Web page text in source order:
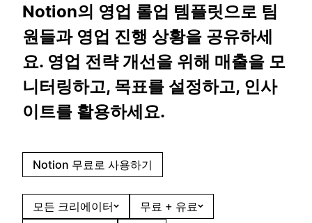
Notion의 영업 롤업 템플릿으로 팀
원들과 영업 진행 상황을 공유하세
요. 영업 전략 개선을 위해 매출을 모
니터링하고, 목표를 설정하고, 인사
이트를 활용하세요.
Notion 무료로 사용하기
모든 크리에이터
무료 + 유료